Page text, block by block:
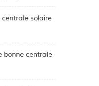
solaire
bonne centrale